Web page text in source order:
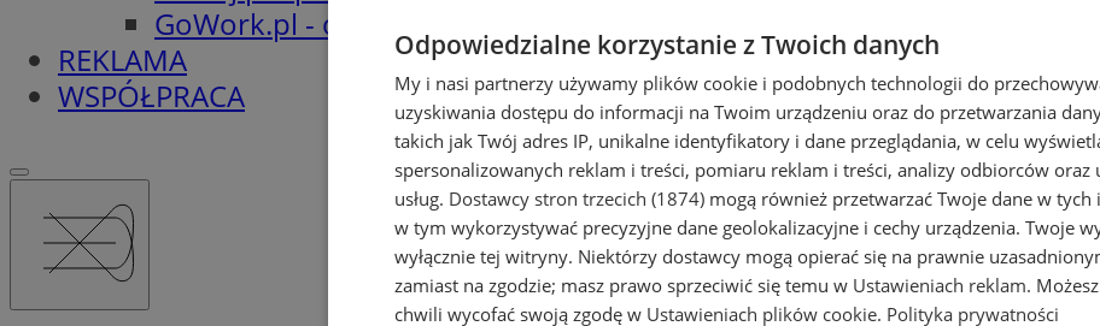
GoWork.pl - oferty pracy
REKLAMA
WSPÓŁPRACA
Odpowiedzialne korzystanie z Twoich danych
My i nasi partnerzy używamy plików cookie i podobnych technologii do
uzyskiwania dostępu do informacji na Twoim urządzeniu oraz do przetwarzania
takich jak Twój adres IP, unikalne identyfikatory i dane przeglądania, w celu
spersonalizowanych reklam i treści, pomiaru reklam i treści, analizy odbiorców oraz
usług. Dostawcy stron trzecich (1874) mogą również przetwarzać Twoje dane w tych
w tym wykorzystywać precyzyjne dane geolokalizacyjne i cechy urządzenia. Twoje
wyłącznie tej witryny. Niektórzy dostawcy mogą opierać się na prawnie
zamiast na zgodzie; masz prawo sprzeciwić się temu w Ustawieniach reklam.
chwili wycofać swoją zgodę w Ustawieniach plików cookie. Polityka prywatności